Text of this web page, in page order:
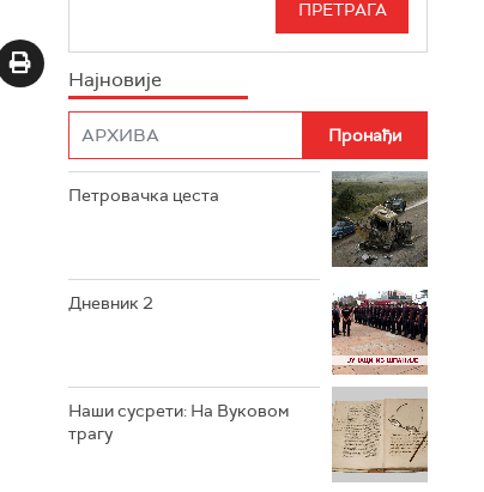
РТС КЛАСИКА
РТС ТРЕЗОР
РТС МУЗИКА
РТС ПОЛЕТАРАЦ
Најновије
Петровачка цеста
Дневник 2
Наши сусрети: На Вуковом
трагу